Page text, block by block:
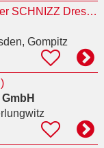
NEU! 2x Auslieferungsfahrer SCHNIZZ Dresden Lieferservice 36h/Wo
Gompitz